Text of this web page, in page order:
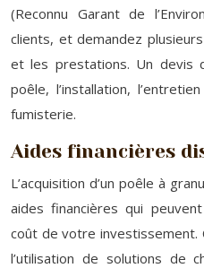
(Reconnu Garant de
clients, et demandez
et les prestations. Un devis
poêle, l’installation,
fumisterie.
Aides financières
L’acquisition d’un poêle à
aides financières qui
coût de votre investissement.
l’utilisation de solutions de